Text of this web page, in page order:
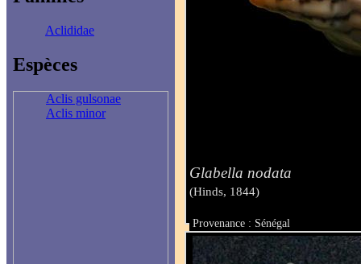
Aclididae
Espèces
Aclis gulsonae
Aclis minor
Glabella nodata
(Hinds, 1844)
Provenance : Sénégal
Taille : 24 mm